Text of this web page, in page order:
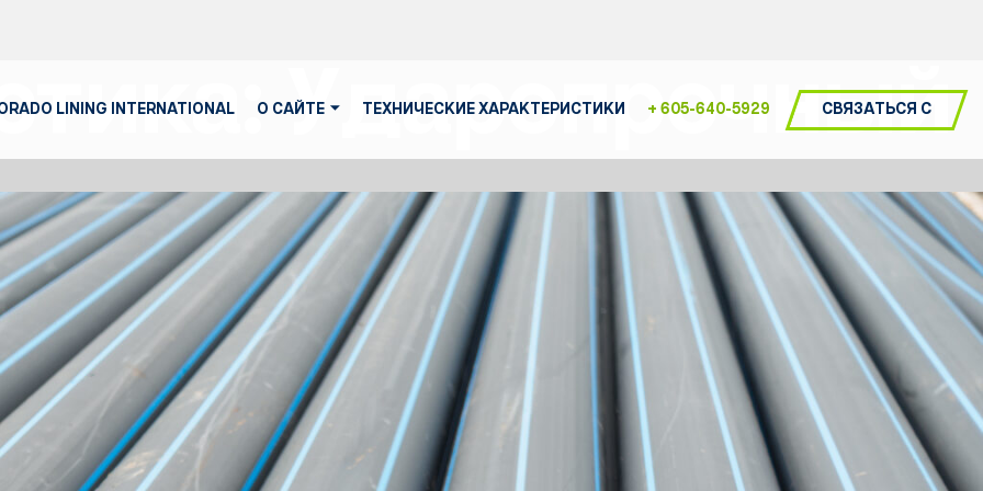
LINING INTERNATIONAL О САЙТЕ ТЕХНИЧЕСКИЕ ХАРАКТЕРИСТИКИ + 605-640-5929 СВЯЗАТЬСЯ С
Ударопрочный